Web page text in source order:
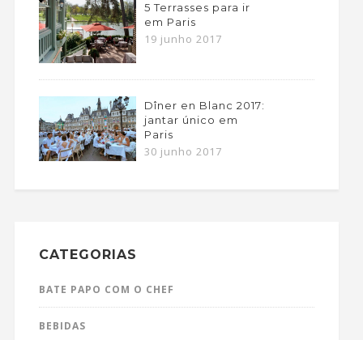
5 Terrasses para ir
em Paris
19 junho 2017
Dîner en Blanc 2017:
jantar único em
Paris
30 junho 2017
CATEGORIAS
BATE PAPO COM O CHEF
BEBIDAS